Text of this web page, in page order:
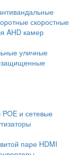
скоростные
AHD камер
уличные
и сетевые
паре HDMI